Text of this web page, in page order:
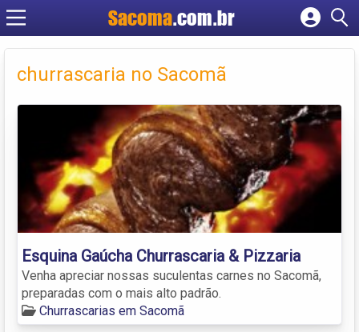
Sacoma.com.br
Cadastrar empresa
Fazer login
Criar conta
churrascaria no Sacomã
Esquina Gaúcha Churrascaria & Pizzaria
Venha apreciar nossas suculentas carnes no Sacomã,
preparadas com o mais alto padrão.
Churrascarias em Sacomã